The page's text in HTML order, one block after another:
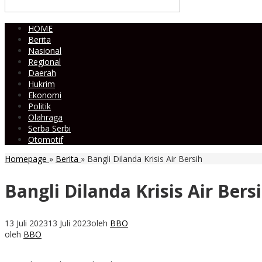
HOME
Berita
Nasional
Regional
Daerah
Hukrim
Ekonomi
Politik
Olahraga
Serba Serbi
Otomotif
Homepage » Berita » Bangli Dilanda Krisis Air Bersih
Bangli Dilanda Krisis Air
13 Juli 202313 Juli 2023oleh BBO
oleh BBO